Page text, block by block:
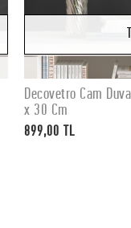
Decovetro Cam
x 30 Cm
899,00 TL